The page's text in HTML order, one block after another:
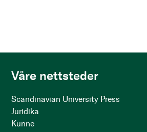
Våre nettsteder
Scandinavian University Press
Juridika
Kunne